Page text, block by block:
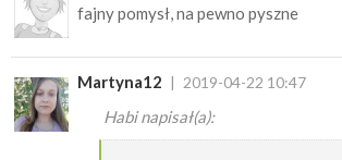
fajny pomysł, na pewno pyszne
Martyna12 2019-04-22 10:47
Habi napisał(a):